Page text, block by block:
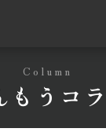
Column
もうコ